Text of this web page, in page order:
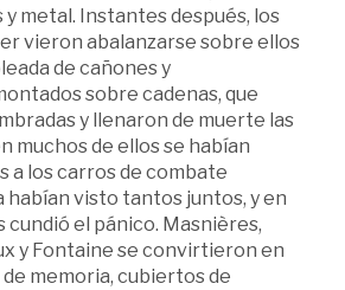
metal. Instantes después, los
vieron abalanzarse sobre ellos
de cañones y
sobre cadenas, que
y llenaron de muerte las
muchos de ellos se habían
a los carros de combate
habían visto tantos juntos, y en
el pánico. Masnières,
y Fontaine se convirtieron en
memoria, cubiertos de